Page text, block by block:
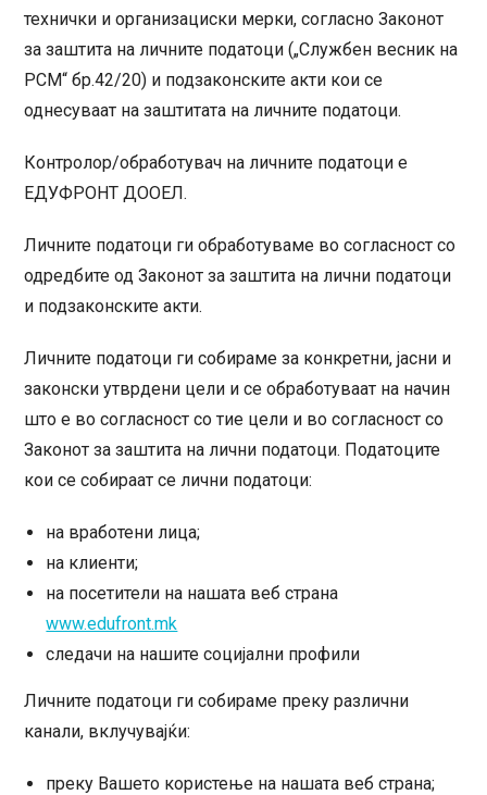
технички и организациски мерки, согласно Законот
за заштита на личните податоци („Службен весник на
РСМ“ бр.42/20) и подзаконските акти кои се
однесуваат на заштитата на личните податоци.
Контролор/обработувач на личните податоци е
ЕДУФРОНТ ДООЕЛ.
Личните податоци ги обработуваме во согласност со
одредбите од Законот за заштита на лични податоци
и подзаконските акти.
Личните податоци ги собираме за конкретни, јасни и
законски утврдени цели и се обработуваат на начин
што е во согласност со тие цели и во согласност со
Законот за заштита на лични податоци. Податоците
кои се собираат се лични податоци:
на вработени лица;
на клиенти;
на посетители на нашата веб страна
www.edufront.mk
следачи на нашите социјални профили
Личните податоци ги собираме преку различни
канали, вклучувајќи:
преку Вашето користење на нашата веб страна;